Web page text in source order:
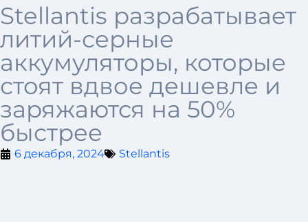
Stellantis разрабатывает
литий-серные
аккумуляторы, которые
стоят вдвое дешевле и
заряжаются на 50%
быстрее
6 декабря, 2024 Stellantis